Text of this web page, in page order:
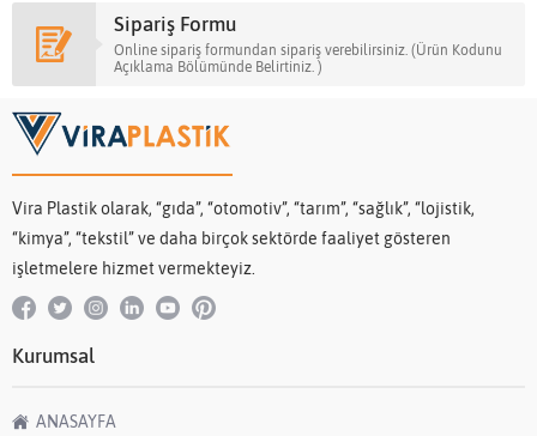
Sipariş Formu
Online sipariş formundan sipariş verebilirsiniz. (Ürün Kodunu
Açıklama Bölümünde Belirtiniz. )
Vira Plastik olarak, “gıda”, “otomotiv”, “tarım”, “sağlık”, “lojistik,
“kimya”, “tekstil” ve daha birçok sektörde faaliyet gösteren
işletmelere hizmet vermekteyiz.
Kurumsal
ANASAYFA